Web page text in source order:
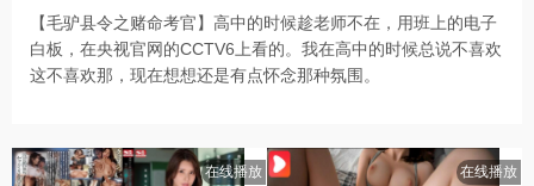
【毛驴县令之赌命考官】高中的时候趁老师不在，用班上的电子
白板，在央视官网的CCTV6上看的。我在高中的时候总说不喜欢
这不喜欢那，现在想想还是有点怀念那种氛围。